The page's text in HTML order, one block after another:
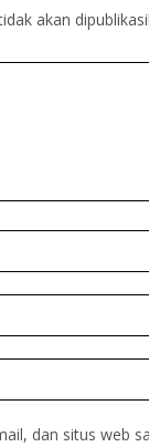
akan
dan situs web